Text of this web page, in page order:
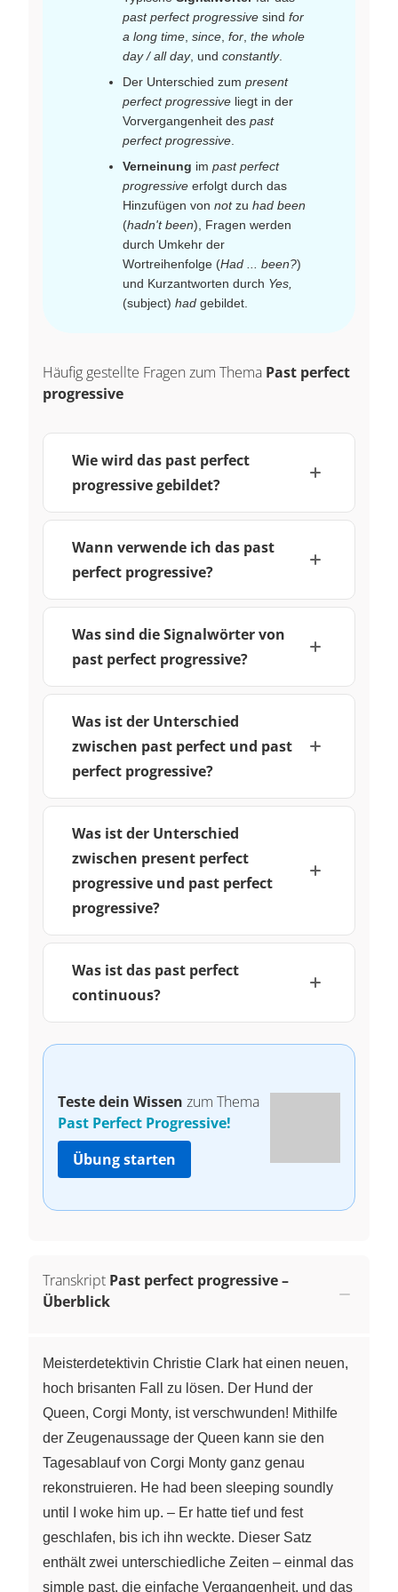
past perfect progressive sind for
a long time, since, for, the whole
day / all day, und constantly.
Der Unterschied zum present
perfect progressive liegt in der
Vorvergangenheit des past
perfect progressive.
Verneinung im past perfect
progressive erfolgt durch das
Hinzufügen von notzu had been
(hadn't been), Fragen werden
durch Umkehr der
Wortreihenfolge (Had ... been?)
und Kurzantworten durch Yes,
(subject) had gebildet.
Häufig gestellte Fragen zum Thema Past perfect
progressive
Wie wird das past perfect
progressive gebildet?
Wann verwende ich das past
perfect progressive?
Was sind die Signalwörter von
past perfect progressive?
Was ist der Unterschied
zwischen past perfect und past
perfect progressive?
Was ist der Unterschied
zwischen present perfect
progressive und past perfect
progressive?
Was ist das past perfect
continuous?
Teste dein Wissen zum Thema
Past Perfect Progressive!
Übung starten
Transkript Past perfect progressive –
Überblick
Meisterdetektivin Christie Clark hat einen neuen,
hoch brisanten Fall zu lösen. Der Hund der
Queen, Corgi Monty, ist verschwunden! Mithilfe
der Zeugenaussage der Queen kann sie den
Tagesablauf von Corgi Monty ganz genau
rekonstruieren. He had been sleeping soundly
until I woke him up. – Er hatte tief und fest
geschlafen, bis ich ihn weckte. Dieser Satz
enthält zwei unterschiedliche Zeiten – einmal das
simple past, die einfache Vergangenheit, und das